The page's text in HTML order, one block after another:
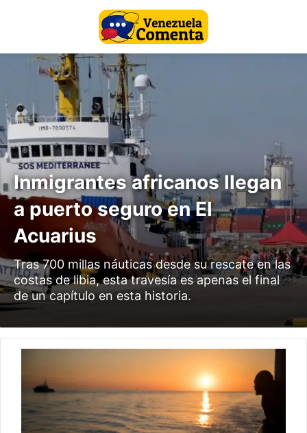
Inmigrantes africanos llegan
a puerto seguro en El
Acuarius
Tras 700 millas náuticas desde su rescate en las
costas de libia, esta travesía es apenas el final
de un capítulo en esta historia.